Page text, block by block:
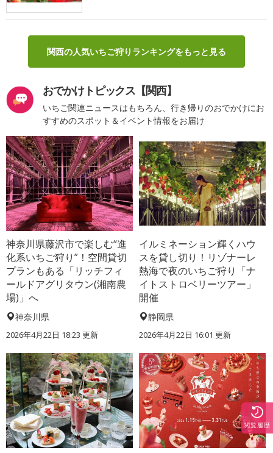
関西の人気いちご狩りランキングをもっと見る
おでかけトピックス【関西】
いちご関連ニュースはもちろん、行き帰りのおでかけにお
すすめのスポット＆イベント情報をお届け
神奈川県藤沢市で楽しむ“進
化系いちご狩り”！空間貸切
プランもある「リッチフィ
ールドアグリタウン(湘南農
場)」へ
神奈川県
2026年4月22日 18:23 更新
イルミネーション輝くハウ
スを貸し切り！リゾナーレ
熱海で夜のいちご狩り「ナ
イトストロベリーツアー」
開催
静岡県
2026年4月22日 16:01 更新
閲覧履歴